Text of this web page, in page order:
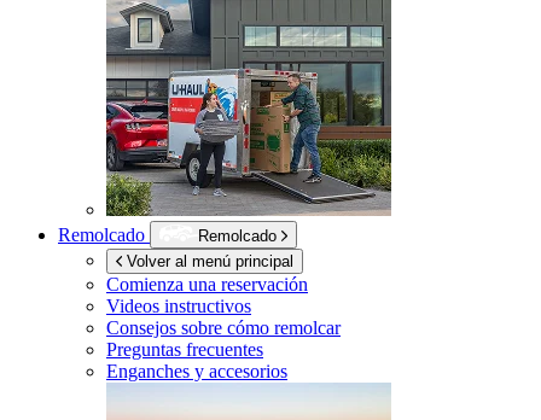
Remolcado
Remolcado
Volver al menú principal
Comienza una reservación
Videos instructivos
Consejos sobre cómo remolcar
Preguntas frecuentes
Enganches y accesorios